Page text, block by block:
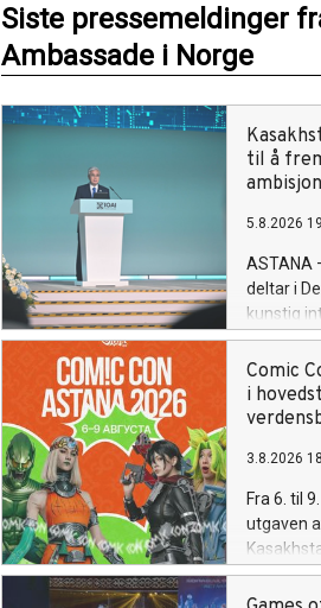
Siste pressemeldinger
Ambassade i Norge
til å
5.8.2026
ASTANA
deltar i
kunstig
vise
Eurasias
Comic
i
3.8.2026
Fra 6. til
utgaven
samler
dataspill,